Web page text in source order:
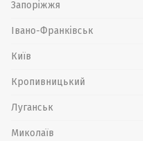
Запоріжжя
Івано-Франківськ
Київ
Кропивницький
Луганськ
Миколаїв